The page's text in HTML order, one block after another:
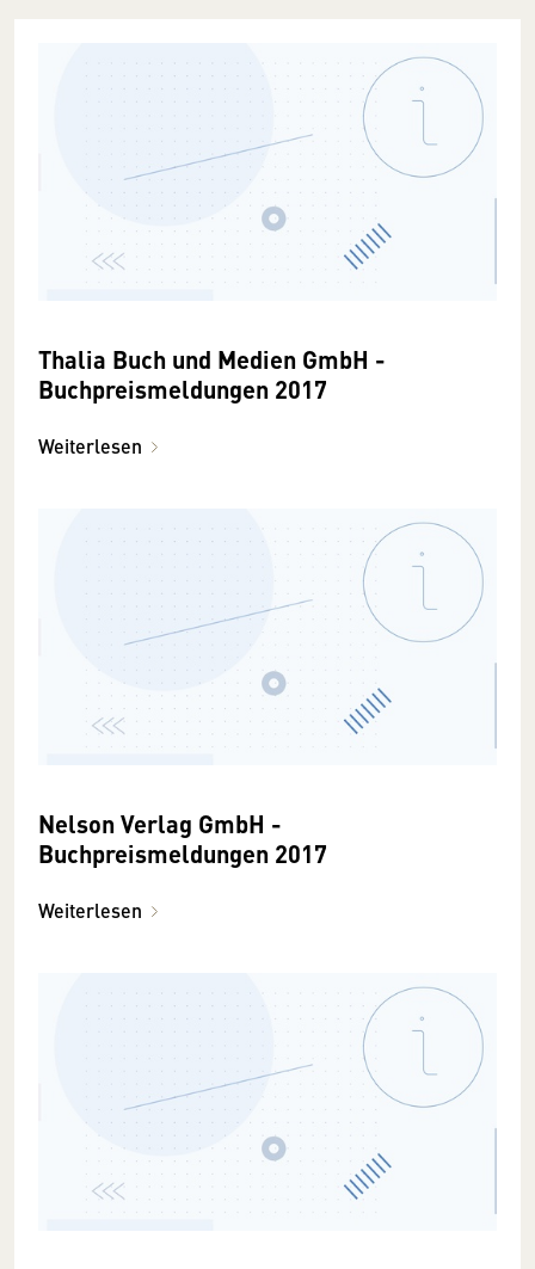
Thalia Buch und Medien GmbH -
Buchpreismeldungen 2017
Weiterlesen
Nelson Verlag GmbH -
Buchpreismeldungen 2017
Weiterlesen